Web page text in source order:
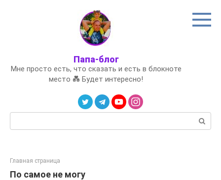
Папа-блог
Мне просто есть, что сказать и есть в блокноте
место 💑 Будет интересно!
Главная страница
По самое не могу